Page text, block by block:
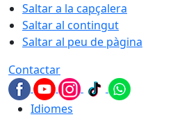
Saltar a la capçalera
Saltar al contingut
Saltar al peu de pàgina
Contactar
Idiomes